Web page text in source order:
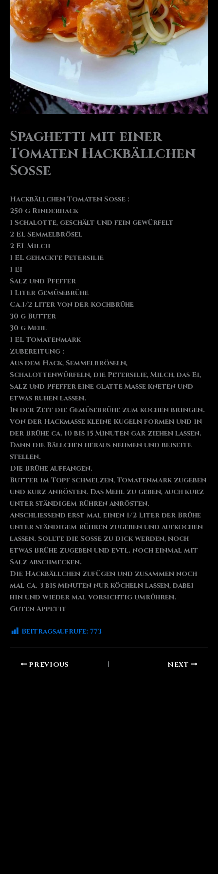
Spaghetti mit einer
Tomaten Hackbällchen
Soße
Hackbällchen Tomaten Soße :
250 g Rinderhack
1 Schalotte, geschält und fein gewürfelt
2 EL Semmelbrösel
2 EL Milch
1 EL gehackte Petersilie
1 Ei
Salz und Pfeffer
1 Liter Gemüsebrühe
Ca.1/2 Liter von der Kochbrühe
30 g Butter
30 g Mehl
1 EL Tomatenmark
Zubereitung :
Aus dem Hack, Semmelbröseln,
Schalottenwürfeln, die Petersilie, Milch, das Ei,
Salz und Pfeffer eine glatte Masse kneten und
etwas ruhen lassen.
In der Zeit die Gemüsebrühe zum kochen bringen.
Von der Hackmasse kleine Kugeln formen und in
der Brühe ca. 10 bis 15 Minuten gar ziehen lassen.
Dann die Bällchen heraus nehmen und beiseite
stellen.
Die Brühe auffangen.
Butter im Topf schmelzen, Tomatenmark zugeben
und kurz anrösten. Das Mehl zu geben, auch kurz
unter ständigem rühren anrösten.
Anschließend erst mal einen 1/2 Liter der Brühe
unter ständigem rühren zugeben und aufkochen
lassen. Sollte die Soße zu dick werden, noch
etwas Brühe zugeben und evtl. noch einmal mit
Salz abschmecken.
Die Hackbällchen zufügen und zusammen noch
mal ca. 3 bis Minuten nur köcheln lassen, dabei
hin und wieder mal vorsichtig umrühren.
Guten Appetit
Beitragsaufrufe: 773
PREVIOUS NEXT